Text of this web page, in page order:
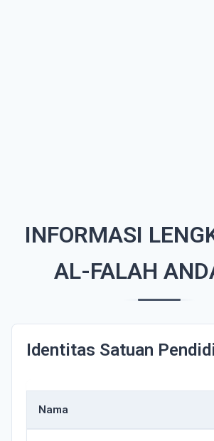
INFORMASI
AL-FALAH
Identitas Satuan
Nama